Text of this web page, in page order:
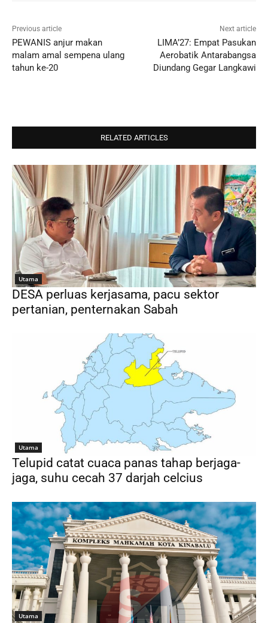
Previous article
PEWANIS anjur makan
malam amal sempena ulang
tahun ke-20
Next article
LIMA’27: Empat Pasukan
Aerobatik Antarabangsa
Diundang Gegar Langkawi
RELATED ARTICLES
Utama
DESA perluas kerjasama, pacu sektor
pertanian, penternakan Sabah
Utama
Telupid catat cuaca panas tahap berjaga-
jaga, suhu cecah 37 darjah celcius
Utama